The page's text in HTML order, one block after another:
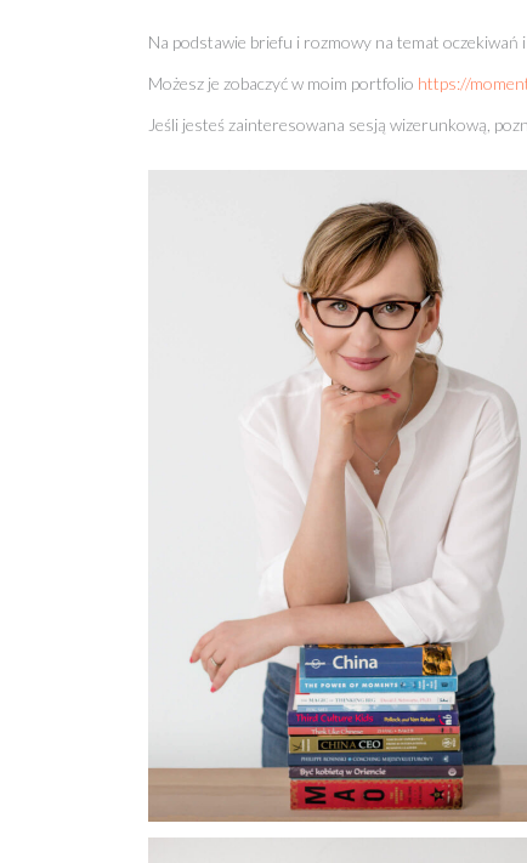
Na podstawie briefu i rozmowy na temat
Możesz je zobaczyć w moim portfolio https://
Jeśli jesteś zainteresowana sesją wizerunkową,